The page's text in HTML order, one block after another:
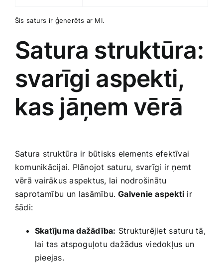
Šis⁢ saturs ir ģenerēts ar MI.
Satura ⁢struktūra:
svarīgi aspekti,
⁤kas jāņem vērā
Satura struktūra ir būtisks elements efektīvai
komunikācijai. Plānojot‌ saturu, svarīgi‍ ir ņemt
vērā vairākus aspektus, lai nodrošinātu
saprotamību ⁣un lasāmību.Galvenie aspekti ir⁣
šādi:
Skatījuma dažādība: Strukturējiet ⁣saturu tā,
lai tas ⁣atspoguļotu dažādus ⁤viedokļus un
pieejas.